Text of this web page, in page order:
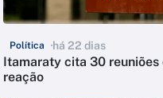
Política há 22 dias
Itamaraty cita 30 reuniões
reação